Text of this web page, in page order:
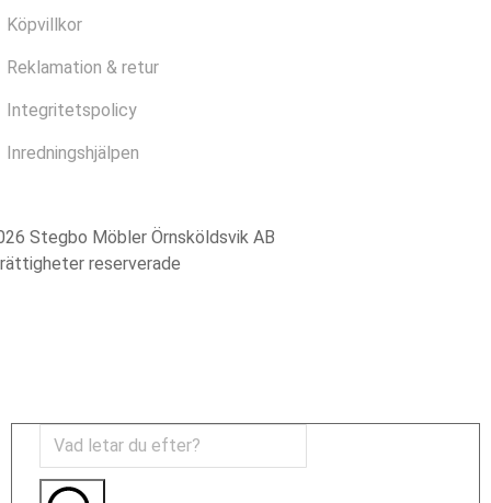
Köpvillkor
Reklamation & retur
Integritetspolicy
Inredningshjälpen
Stegbo Möbler Örnsköldsvik AB
reserverade